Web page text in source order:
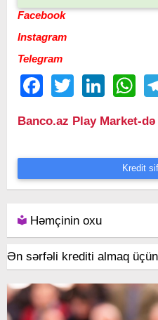
Facebook
Instagram
Telegram
FacebookTwitter LinkedIn
Banco.az Play Market-də
Kredit
Həmçinin oxu
Ən sərfəli krediti almaq